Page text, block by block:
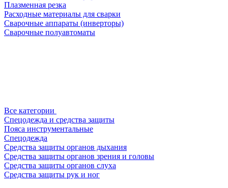
Плазменная резка
Расходные материалы для сварки
Сварочные аппараты (инверторы)
Сварочные полуавтоматы
Все категории
Спецодежда и средства защиты
Пояса инструментальные
Спецодежда
Средства защиты органов дыхания
Средства защиты органов зрения и головы
Средства защиты органов слуха
Средства защиты рук и ног